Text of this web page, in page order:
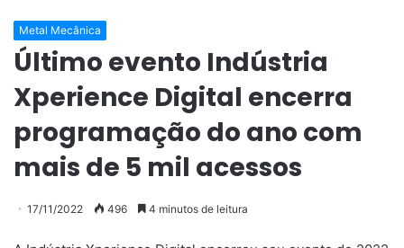
Metal Mecânica
Último evento Indústria
Xperience Digital encerra
programação do ano com
mais de 5 mil acessos
17/11/2022 496 4 minutos de leitura